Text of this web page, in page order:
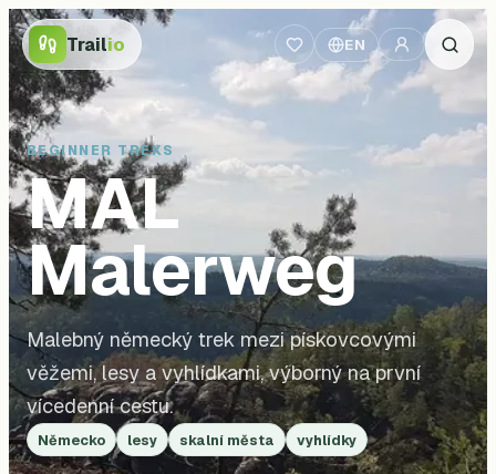
Trailio EN
BEGINNER TREKS
MAL
Malerweg
Malebný německý trek mezi pískovcovými
věžemi, lesy a vyhlídkami, výborný na první
vícedenní cestu.
Německo lesy skalní města vyhlídky